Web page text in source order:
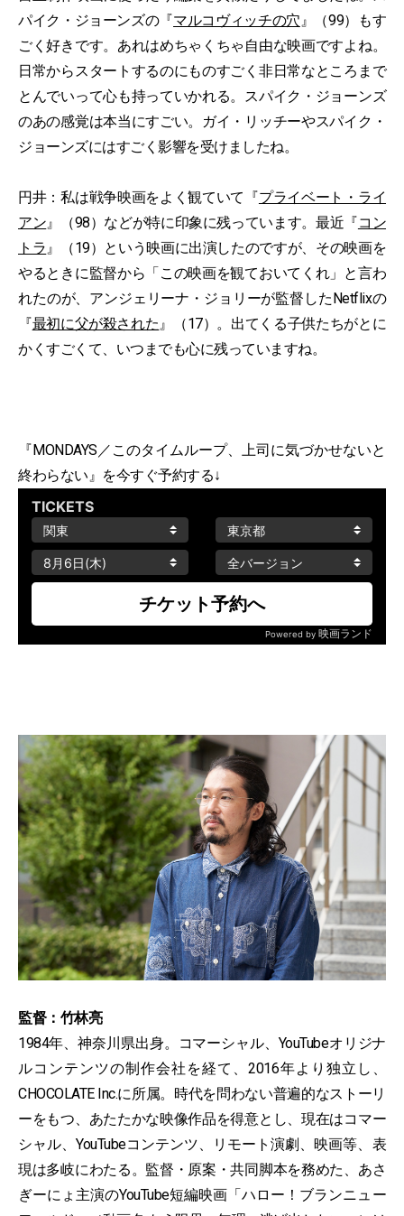
パイク・ジョーンズの『マルコヴィッチの穴 』（99）もす
ごく好きです。あれはめちゃくちゃ自由な映画ですよね。
日常からスタートするのにものすごく非日常なところまで
とんでいって心も持っていかれる。スパイク・ジョーンズ
のあの感覚は本当にすごい。ガイ・リッチーやスパイク・
ジョーンズにはすごく影響を受けましたね。
円井：私は戦争映画をよく観ていて『プライベート・ライ
アン 』（98）などが特に印象に残っています。最近『コン
トラ 』（19）という映画に出演したのですが、その映画を
やるときに監督から「この映画を観ておいてくれ」と言わ
れたのが、アンジェリーナ・ジョリーが監督したNetflixの
『最初に父が殺された 』（17）。出てくる子供たちがとに
かくすごくて、いつまでも心に残っていますね。
『MONDAYS／このタイムループ、上司に気づかせないと
終わらない』を今すぐ予約する↓
監督：竹林亮
1984年、神奈川県出身。コマーシャル、YouTubeオリジナ
ルコンテンツの制作会社を経て、2016年より独立し、
CHOCOLATE Inc.に所属。時代を問わない普遍的なストーリ
ーをもつ、あたたかな映像作品を得意とし、現在はコマー
シャル、YouTubeコンテンツ、リモート演劇、映画等、表
現は多岐にわたる。監督・原案・共同脚本を務めた、あさ
ぎーにょ主演のYouTube短編映画「ハロー！ブランニュー